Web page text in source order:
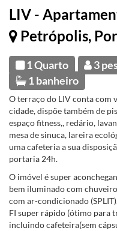
LIV -
Petrópolis,
1 Quarto 3
1 banheiro
O terraço do LIV conta com
cidade, dispõe também de
espaço fitness,, redário,
mesa de sinuca, lareira
uma cafeteria a sua
portaria 24h.
O imóvel é super
bem iluminado com
com ar-condicionado
FI super rápido (ótimo para
incluindo cafeteira(sem